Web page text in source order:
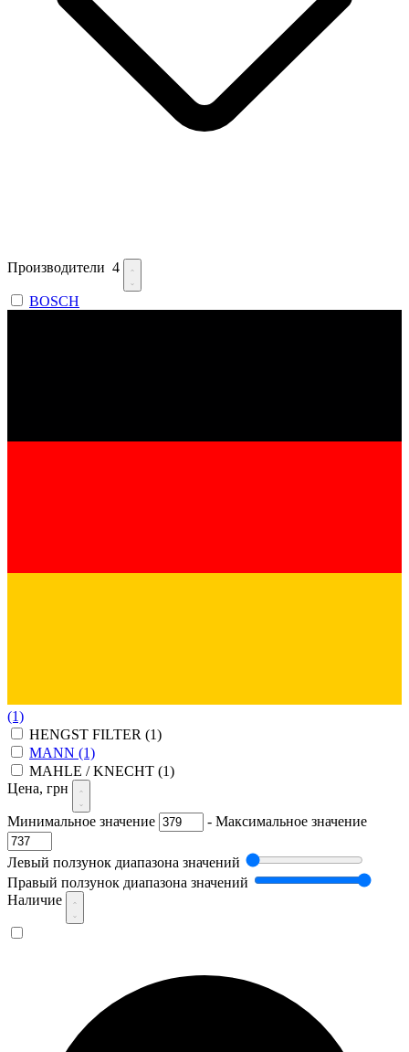
Производители 4
BOSCH
(1)
HENGST FILTER (1)
MANN (1)
MAHLE / KNECHT (1)
Цена, грн
Минимальное значение - Максимальное значение
Левый ползунок диапазона значений
Правый ползунок диапазона значений
Наличие